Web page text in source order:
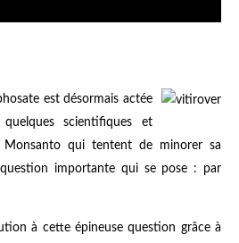
est désormais actée
scientifiques et
qui tentent de minorer sa
importante qui se pose : par
à cette épineuse question grâce à